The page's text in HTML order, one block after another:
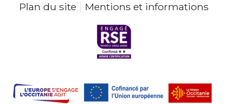
Plan du site Mentions et informations